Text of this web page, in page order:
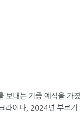
보내는 기증 예식을 가졌
라이나 , 2024년 부르키